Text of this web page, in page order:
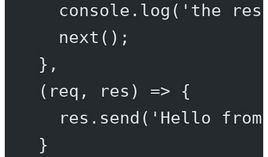
console. log ( 'the
next ();
},
( req , res ) => {
res. send ( 'Hello
}